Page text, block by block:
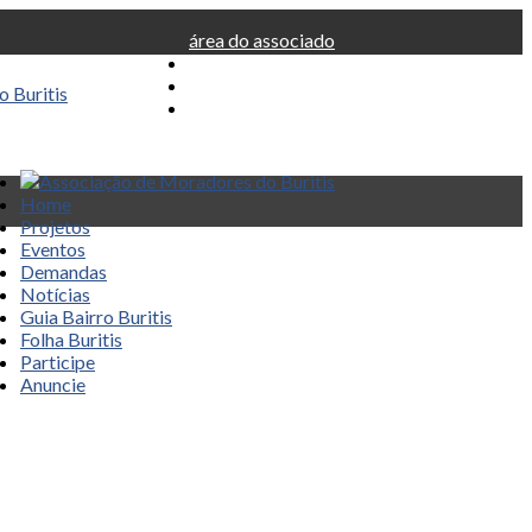
área do associado
Home
Projetos
Eventos
Demandas
Notícias
Guia Bairro Buritis
Folha Buritis
Participe
Anuncie